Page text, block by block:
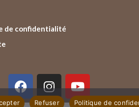
de confidentialité
Refuser Politique de